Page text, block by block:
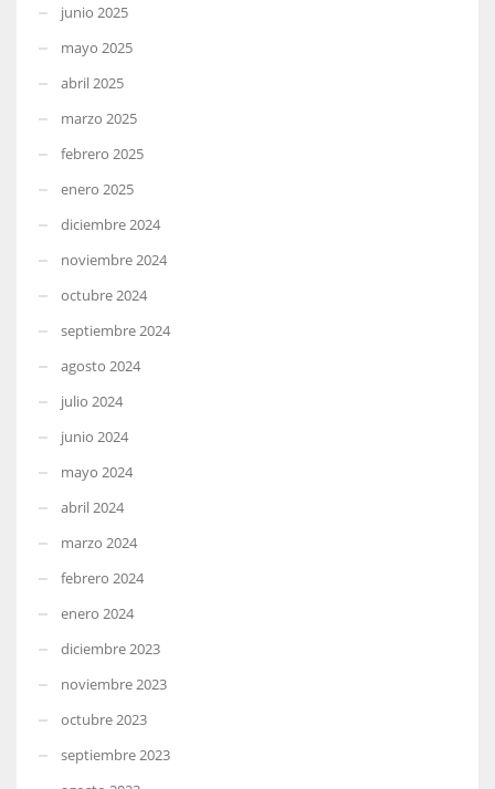
junio 2025
mayo 2025
abril 2025
marzo 2025
febrero 2025
enero 2025
diciembre 2024
noviembre 2024
octubre 2024
septiembre 2024
agosto 2024
julio 2024
junio 2024
mayo 2024
abril 2024
marzo 2024
febrero 2024
enero 2024
diciembre 2023
noviembre 2023
octubre 2023
septiembre 2023